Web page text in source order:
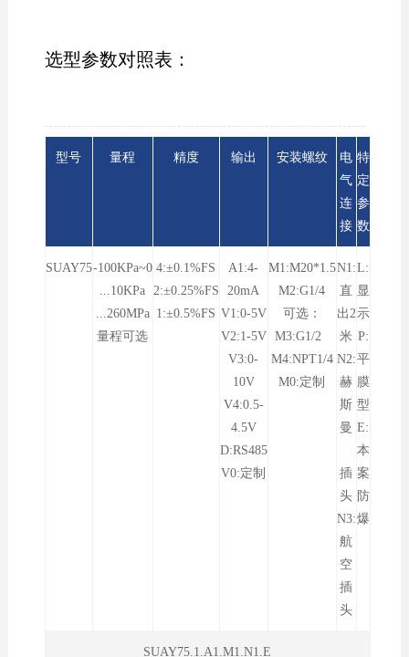
选型参数对照表：
型号 量程 精度 输出 安装螺纹
电
气
连
接
特
定
参
数
SUAY75-100KPa~0
...10KPa
...260MPa
量程可选
4:±0.1%FS
2:±0.25%FS
1:±0.5%FS
A1:4-
20mA
V1:0-5V
V2:1-5V
V3:0-
10V
V4:0.5-
4.5V
D:RS485
V0:定制
M1:M20*1.5
M2:G1/4
可选：
M3:G1/2
M4:NPT1/4
M0:定制
N1:
直
出2
米
N2:
赫
斯
曼
插
头
N3:
航
空
插
头
L:
显
示
P:
平
膜
型
E:
本
案
防
爆
SUAY75.1.A1.M1.N1.E